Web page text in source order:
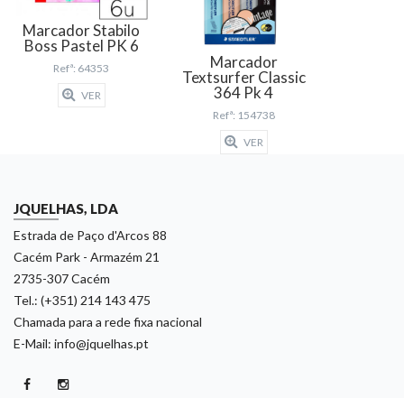
Marcador Stabilo
Boss Pastel PK 6
Refª: 64353
VER
Marcador
Textsurfer Classic
364 Pk 4
Refª: 154738
VER
JQUELHAS, LDA
Estrada de Paço d'Arcos 88
Cacém Park - Armazém 21
2735-307 Cacém
Tel.: (+351) 214 143 475
Chamada para a rede fixa nacional
E-Mail: info@jquelhas.pt